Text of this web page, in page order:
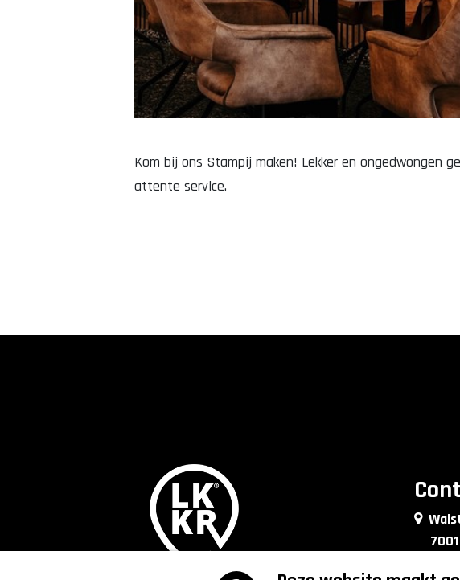
Kom bij ons Stampij maken! Lekker en ongedwongen
attente service.